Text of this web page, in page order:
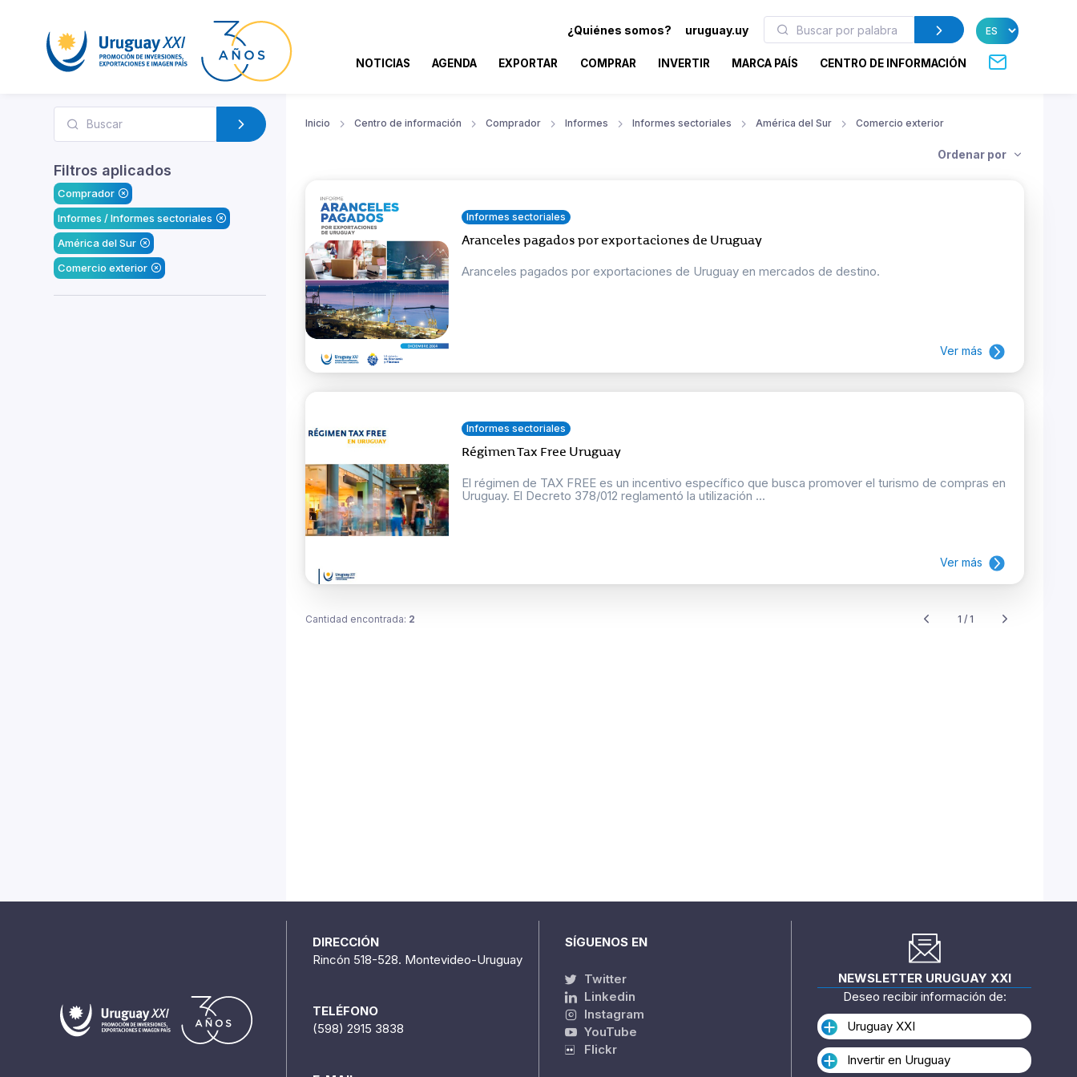
¿Quiénes somos? uruguay.uy
NOTICIAS AGENDA EXPORTAR COMPRAR INVERTIR MARCA PAÍS CENTRO DE INFORMACIÓN
Filtros aplicados
Comprador
Informes / Informes sectoriales
América del Sur
Comercio exterior
Inicio Centro de información Comprador Informes Informes sectoriales América del Sur Comercio exterior
Ordenar por
Informes sectoriales
Aranceles pagados por exportaciones de Uruguay
Aranceles pagados por exportaciones de Uruguay en mercados de destino.
Ver más
Informes sectoriales
Régimen Tax Free Uruguay
El régimen de TAX FREE es un incentivo específico que busca promover el turismo de compras en
Uruguay. El Decreto 378/012 reglamentó la utilización ...
Ver más
Cantidad encontrada: 2 1 / 1
DIRECCIÓN
Rincón 518-528. Montevideo-Uruguay
TELÉFONO
(598) 2915 3838
SÍGUENOS EN
Twitter
Linkedin
Instagram
YouTube
Flickr
NEWSLETTER URUGUAY XXI
Deseo recibir información de:
Uruguay XXI
Invertir en Uruguay